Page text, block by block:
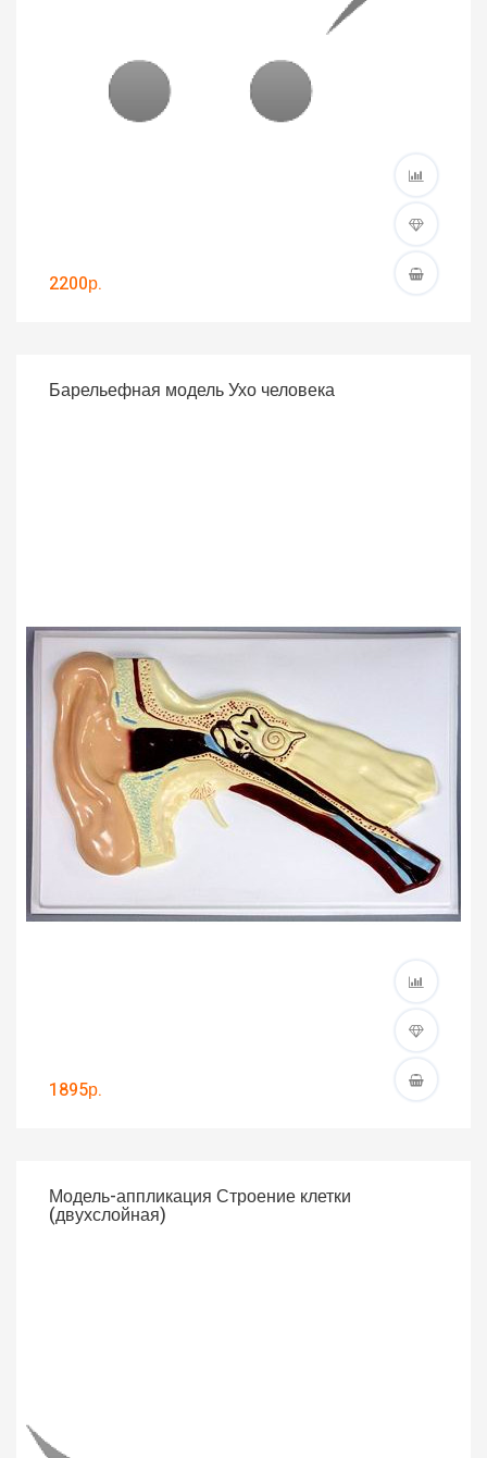
2200р.
Барельефная модель Ухо человека
1895р.
Модель-аппликация Строение клетки
(двухслойная)